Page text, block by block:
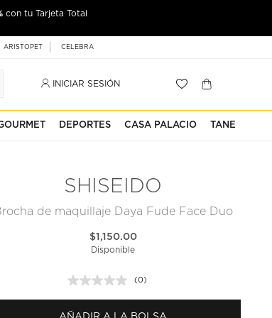
con tu Tarjeta Total
ARISTOPET CELEBRA
INICIAR SESIÓN
DEPORTES CASA PALACIO TANE
SHISEIDO
de maquillaje Daya Fude Face Duo
$1,150.00
Disponible
Sin
puntuación.
(0)